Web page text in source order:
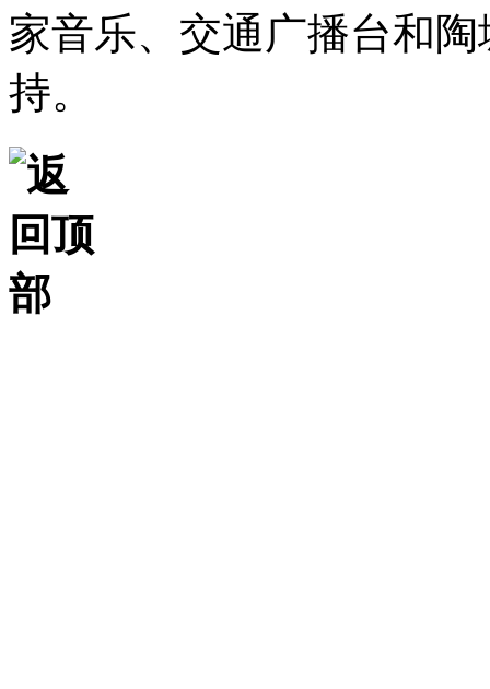
家音乐、交通广播台和
持。